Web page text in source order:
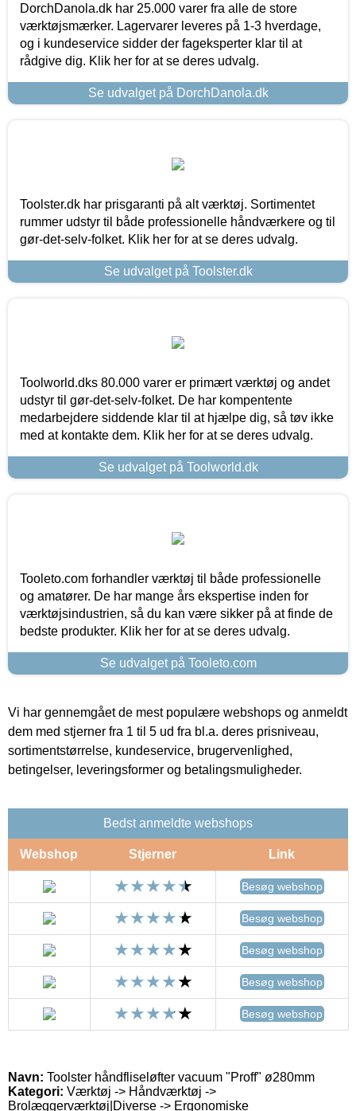
DorchDanola.dk har 25.000 varer fra alle de store
værktøjsmærker. Lagervarer leveres på 1-3 hverdage,
og i kundeservice sidder der fageksperter klar til at
rådgive dig. Klik her for at se deres udvalg.
Se udvalget på DorchDanola.dk
Toolster.dk har prisgaranti på alt værktøj. Sortimentet
rummer udstyr til både professionelle håndværkere og til
gør-det-selv-folket. Klik her for at se deres udvalg.
Se udvalget på Toolster.dk
Toolworld.dks 80.000 varer er primært værktøj og andet
udstyr til gør-det-selv-folket. De har kompentente
medarbejdere siddende klar til at hjælpe dig, så tøv ikke
med at kontakte dem. Klik her for at se deres udvalg.
Se udvalget på Toolworld.dk
Tooleto.com forhandler værktøj til både professionelle
og amatører. De har mange års ekspertise inden for
værktøjsindustrien, så du kan være sikker på at finde de
bedste produkter. Klik her for at se deres udvalg.
Se udvalget på Tooleto.com
Vi har gennemgået de mest populære webshops og anmeldt
dem med stjerner fra 1 til 5 ud fra bl.a. deres prisniveau,
sortimentstørrelse, kundeservice, brugervenlighed,
betingelser, leveringsformer og betalingsmuligheder.
Bedst anmeldte webshops
Webshop Stjerner Link
Besøg webshop
Besøg webshop
Besøg webshop
Besøg webshop
Besøg webshop
Navn: Toolster håndfliseløfter vacuum "Proff" ø280mm
Kategori: Værktøj -> Håndværktøj ->
Brolæggerværktøj|Diverse -> Ergonomiske